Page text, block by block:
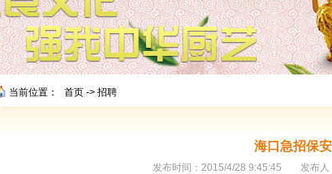
当前位置： 首页-> 招聘
海口急招保安
发布时间：2015/4/28 9:45:45 发布人